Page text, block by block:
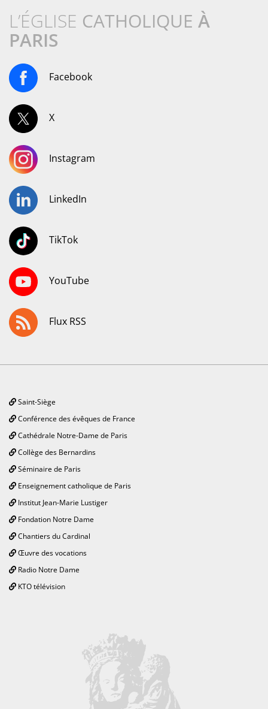
L’ÉGLISE CATHOLIQUE À
PARIS
Facebook
X
Instagram
LinkedIn
TikTok
YouTube
Flux RSS
Saint-Siège
Conférence des évêques de France
Cathédrale Notre-Dame de Paris
Collège des Bernardins
Séminaire de Paris
Enseignement catholique de Paris
Institut Jean-Marie Lustiger
Fondation Notre Dame
Chantiers du Cardinal
Œuvre des vocations
Radio Notre Dame
KTO télévision